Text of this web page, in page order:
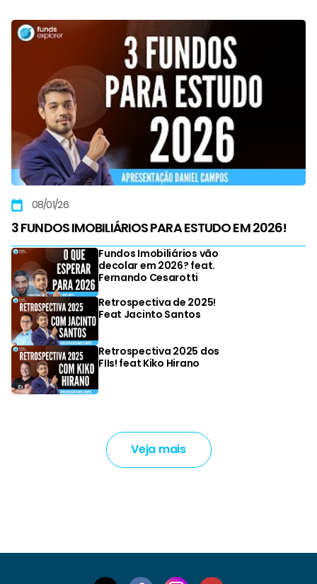
08/01/26
3 FUNDOS IMOBILIÁRIOS PARA ESTUDO EM 2026!
Fundos Imobiliários vão
decolar em 2026? feat.
Fernando Cesarotti
Retrospectiva de 2025!
Feat Jacinto Santos
Retrospectiva 2025 dos
FIIs! feat Kiko Hirano
Veja mais